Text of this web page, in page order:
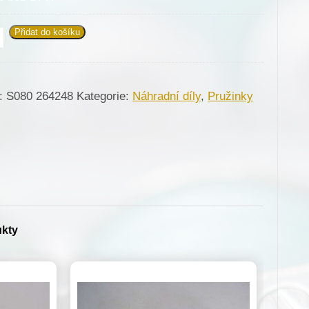
Přidat do košíku
S080 264248 Kategorie: Náhradní díly, Pružinky